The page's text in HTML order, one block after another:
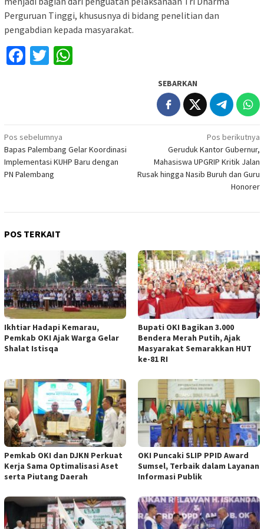
Perguruan Tinggi, khususnya di bidang penelitian dan
pengabdian kepada masyarakat.
Facebook
Twitter
SEBARKAN
Navigasi
pos
Pos sebelumnya
Bapas Palembang Gelar Koordinasi
Implementasi KUHP Baru dengan
PN Palembang
Pos berikutnya
Geruduk Kantor Gubernur,
Mahasiswa UPGRIP Kritik Jalan
Rusak hingga Nasib Buruh dan Guru
Honorer
POS TERKAIT
Ikhtiar Hadapi Kemarau,
Pemkab OKI Ajak Warga Gelar
Shalat Istisqa
Bupati OKI Bagikan 3.000
Bendera Merah Putih, Ajak
Masyarakat Semarakkan HUT
ke-81 RI
Pemkab OKI dan DJKN Perkuat
Kerja Sama Optimalisasi Aset
serta Piutang Daerah
OKI Puncaki SLIP PPID Award
Sumsel, Terbaik dalam Layanan
Informasi Publik